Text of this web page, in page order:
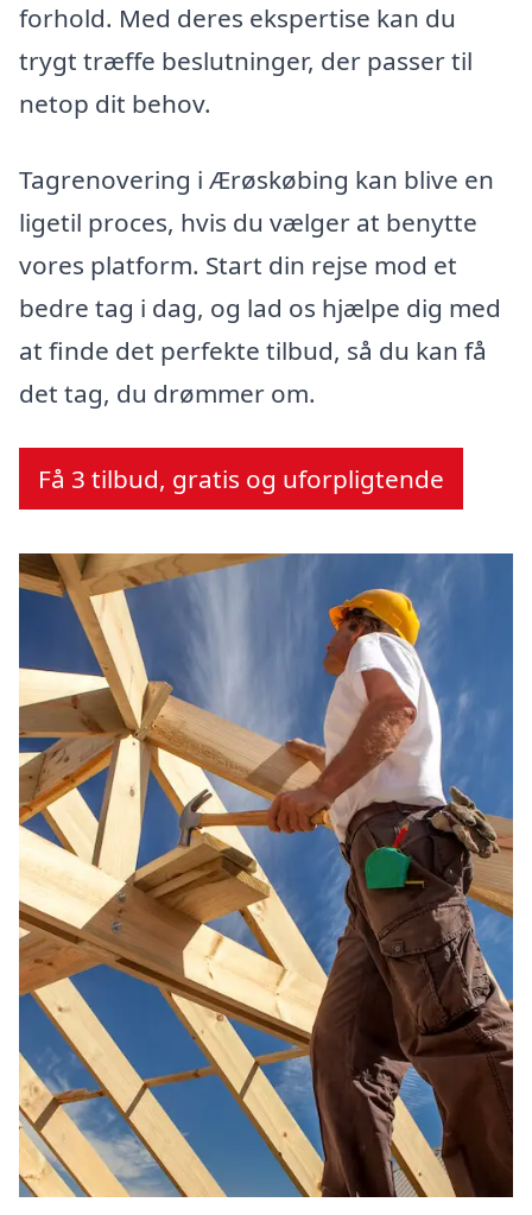
forhold. Med deres ekspertise kan du
trygt træffe beslutninger, der passer til
netop dit behov.
Tagrenovering i Ærøskøbing kan blive en
ligetil proces, hvis du vælger at benytte
vores platform. Start din rejse mod et
bedre tag i dag, og lad os hjælpe dig med
at finde det perfekte tilbud, så du kan få
det tag, du drømmer om.
Få 3 tilbud, gratis og uforpligtende